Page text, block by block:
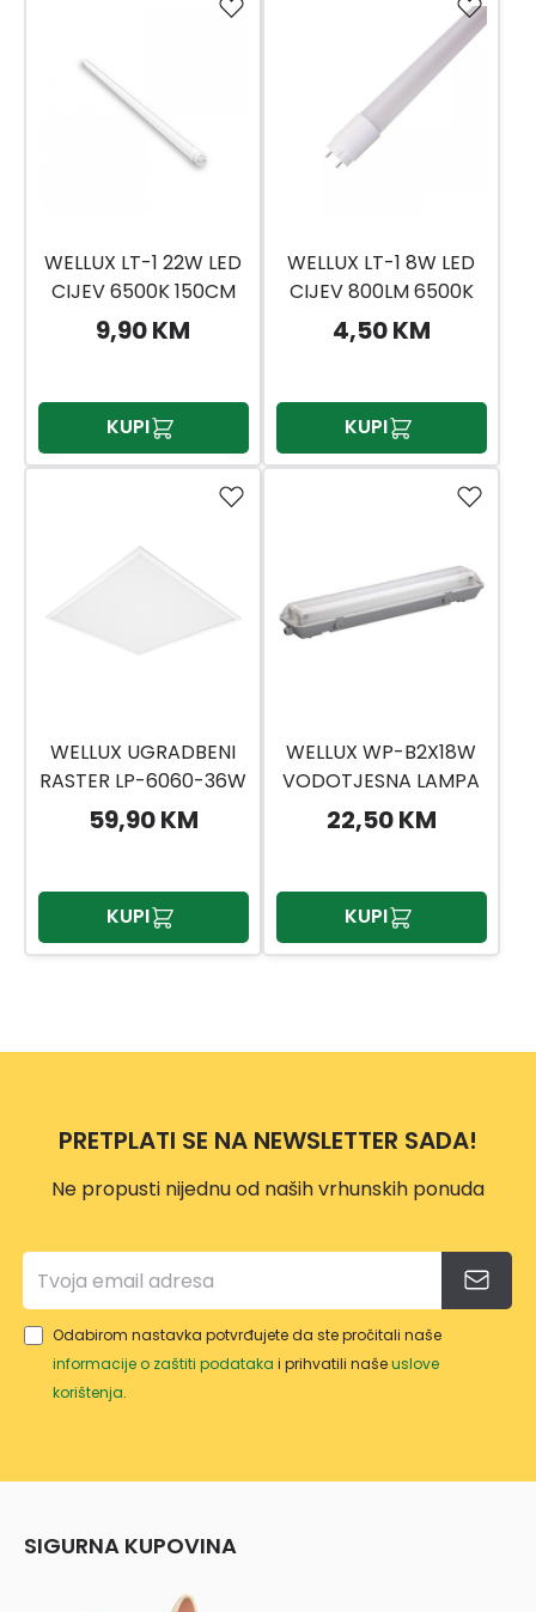
WELLUX LT-1 22W LED
CIJEV 6500K 150CM
9,90 KM
KUPI
WELLUX LT-1 8W LED
CIJEV 800LM 6500K
60CM
4,50 KM
KUPI
WELLUX UGRADBENI
RASTER LP-6060-36W
59,90 KM
KUPI
WELLUX WP-B2X18W
VODOTJESNA LAMPA
1,2M 2X18W
22,50 KM
KUPI
PRETPLATI SE NA NEWSLETTER SADA!
Ne propusti nijednu od naših vrhunskih ponuda
Odabirom nastavka potvrđujete da ste pročitali naše
informacije o zaštiti podataka i prihvatili našeuslove
korištenja.
SIGURNA KUPOVINA